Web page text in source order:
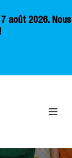
août 2026. Nous